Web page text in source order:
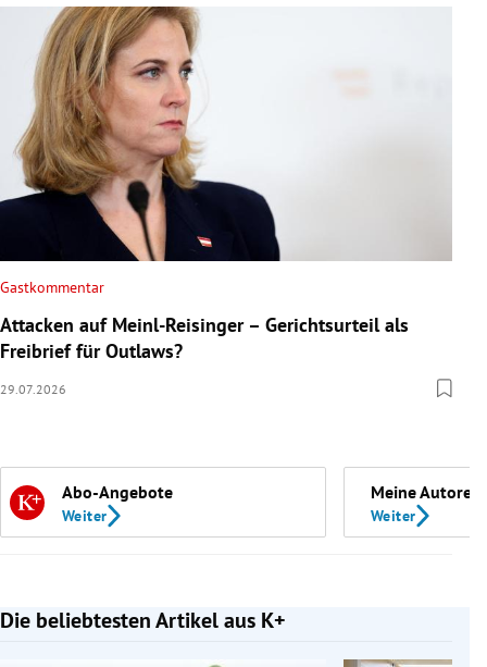
Gastkommentar
Attacken auf Meinl-Reisinger – Gerichtsurteil als
Freibrief für Outlaws?
29.07.2026
Abo-Angebote
Weiter
Meine Autoren
Weiter
Die beliebtesten Artikel aus K+
Slide 1 von 7